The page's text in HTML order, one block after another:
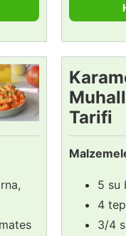
Tarifi
5 su
4
3/4